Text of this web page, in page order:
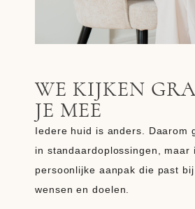
WE KIJKEN
JE MEE
Iedere huid is anders. Daarom
in standaardoplossingen, maar
persoonlijke aanpak die past bij
wensen en doelen.